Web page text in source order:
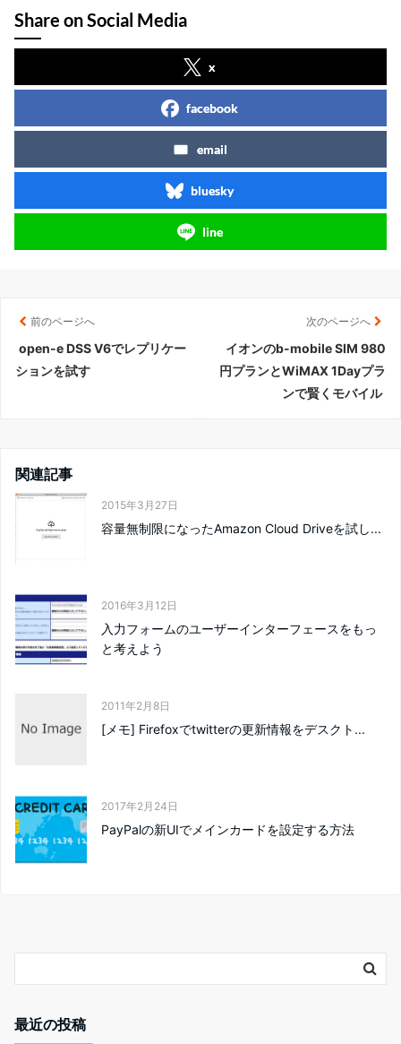
Share on Social Media
x
facebook
email
bluesky
line
前のページへ
open-e DSS V6でレプリケー
ションを試す
次のページへ
イオンのb-mobile SIM 980
円プランとWiMAX 1Dayプラ
ンで賢くモバイル
関連記事
2015年3月27日
容量無制限になったAmazon Cloud Driveを試し...
2016年3月12日
入力フォームのユーザーインターフェースをもっ
と考えよう
2011年2月8日
[メモ] Firefoxでtwitterの更新情報をデスクト...
2017年2月24日
PayPalの新UIでメインカードを設定する方法
最近の投稿